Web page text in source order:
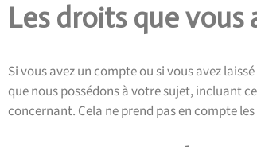
Les droits que vous
Si vous avez un compte ou si vous avez
que nous possédons à votre sujet, incluant
concernant. Cela ne prend pas en compte